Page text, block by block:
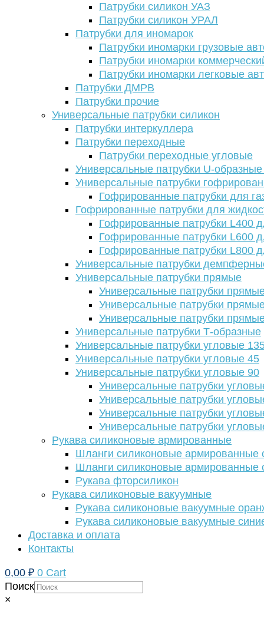
Патрубки силикон УАЗ
Патрубки силикон УРАЛ
Патрубки для иномарок
Патрубки иномарки грузовые
Патрубки иномарки
Патрубки иномарки легковые
Патрубки ДМРВ
Патрубки прочие
Универсальные патрубки силикон
Патрубки интеркуллера
Патрубки переходные
Патрубки переходные угловые
Универсальные патрубки U-
Универсальные патрубки
Гофрированные патрубки для
Гофрированные патрубки для
Гофрированные патрубки L400
Гофрированные патрубки L600
Гофрированные патрубки L800
Универсальные патрубки
Универсальные патрубки прямые
Универсальные патрубки
Универсальные патрубки
Универсальные патрубки
Универсальные патрубки Т-образные
Универсальные патрубки угловые
Универсальные патрубки угловые 45
Универсальные патрубки угловые 90
Универсальные патрубки
Универсальные патрубки
Универсальные патрубки
Универсальные патрубки
Рукава силиконовые армированные
Шланги силиконовые армированные
Шланги силиконовые армированные
Рукава фторсиликон
Рукава силиконовые вакуумные
Рукава силиконовые вакуумные
Рукава силиконовые вакуумные
Доставка и оплата
Контакты
0,00 ₽ 0 Cart
Поиск
×